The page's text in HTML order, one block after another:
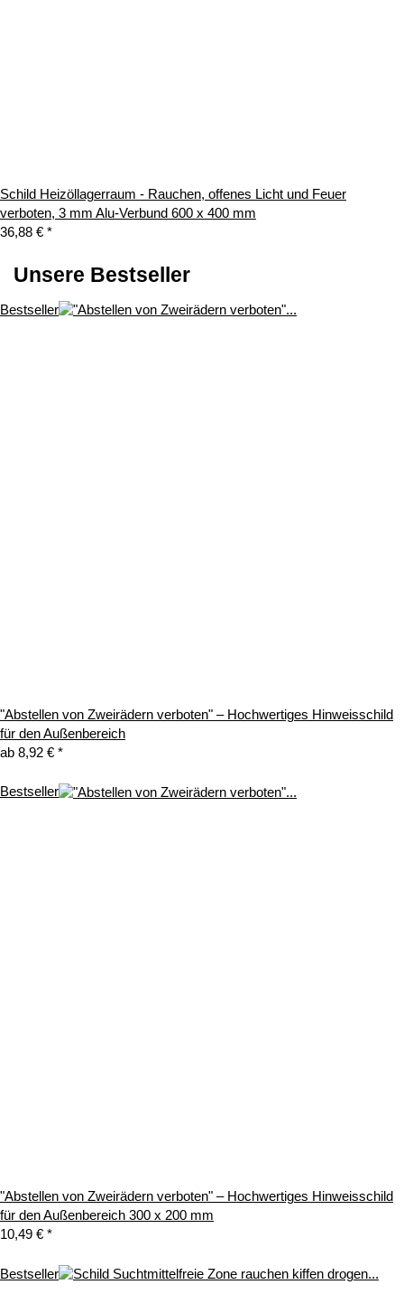
Schild Heizöllagerraum - Rauchen, offenes Licht und Feuer
verboten, 3 mm Alu-Verbund 600 x 400 mm
36,88 € *
Unsere Bestseller
Bestseller
"Abstellen von Zweirädern verboten" – Hochwertiges Hinweisschild
für den Außenbereich
ab 8,92 € *
Bestseller
"Abstellen von Zweirädern verboten" – Hochwertiges Hinweisschild
für den Außenbereich 300 x 200 mm
10,49 € *
Bestseller